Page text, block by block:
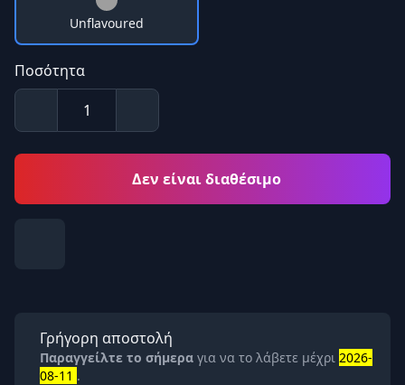
Unflavoured
Ποσότητα
Δεν είναι διαθέσιμο
Γρήγορη αποστολή
Παραγγείλτε το σήμερα για να το λάβετε μέχρι 2026-
08-11 .